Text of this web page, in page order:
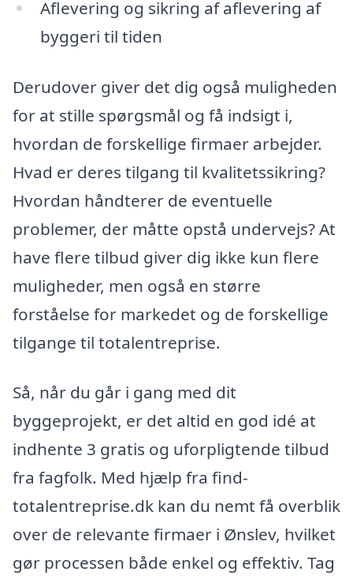
Aflevering og sikring af aflevering af
byggeri til tiden
Derudover giver det dig også muligheden
for at stille spørgsmål og få indsigt i,
hvordan de forskellige firmaer arbejder.
Hvad er deres tilgang til kvalitetssikring?
Hvordan håndterer de eventuelle
problemer, der måtte opstå undervejs? At
have flere tilbud giver dig ikke kun flere
muligheder, men også en større
forståelse for markedet og de forskellige
tilgange til totalentreprise.
Så, når du går i gang med dit
byggeprojekt, er det altid en god idé at
indhente 3 gratis og uforpligtende tilbud
fra fagfolk. Med hjælp fra find-
totalentreprise.dk kan du nemt få overblik
over de relevante firmaer i Ønslev, hvilket
gør processen både enkel og effektiv. Tag